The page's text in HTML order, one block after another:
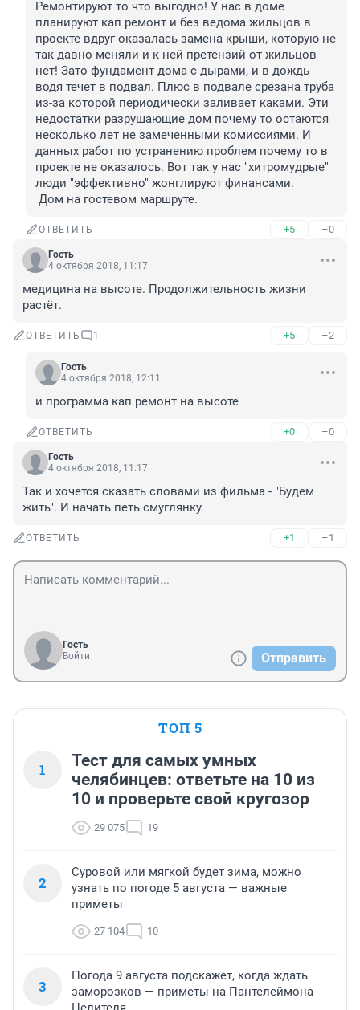
Ремонтируют то что выгодно! У нас в доме
планируют кап ремонт и без ведома жильцов в
проекте вдруг оказалась замена крыши, которую не
так давно меняли и к ней претензий от жильцов
нет! Зато фундамент дома с дырами, и в дождь
водя течет в подвал. Плюс в подвале срезана труба
из-за которой периодически заливает каками. Эти
недостатки разрушающие дом почему то остаются
несколько лет не замеченными комиссиями. И
данных работ по устранению проблем почему то в
проекте не оказалось. Вот так у нас "хитромудрые"
люди "эффективно" жонглируют финансами.
Дом на гостевом маршруте.
ОТВЕТИТЬ +5 –0
Гость
4 октября 2018, 11:17
медицина на высоте. Продолжительность жизни
растёт.
ОТВЕТИТЬ 1 +5 –2
Гость
4 октября 2018, 12:11
и программа кап ремонт на высоте
ОТВЕТИТЬ +0 –0
Гость
4 октября 2018, 11:17
Так и хочется сказать словами из фильма - "Будем
жить". И начать петь смуглянку.
ОТВЕТИТЬ +1 –1
Гость
Войти
Отправить
ТОП 5
1
Тест для самых умных
челябинцев: ответьте на 10 из
10 и проверьте свой кругозор
29 075 19
2
Суровой или мягкой будет зима, можно
узнать по погоде 5 августа — важные
приметы
27 104 10
3
Погода 9 августа подскажет, когда ждать
заморозков — приметы на Пантелеймона